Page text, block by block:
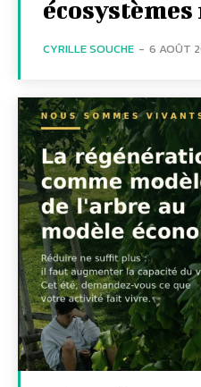
CYRILLE SOUCHE - 6 AOÛT